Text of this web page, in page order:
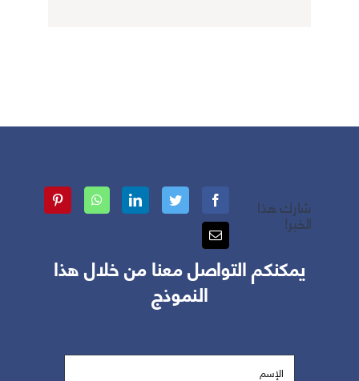
شارك هذا
الخبر!
يمكنكم التواصل معنا من خلال هذا
النموذج